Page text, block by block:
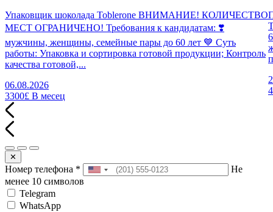
Упаковщик шоколада Toblerone ВНИМАНИЕ! КОЛИЧЕСТВО
МЕСТ ОГРАНИЧЕНО! Требования к кандидатам: ❣️
мужчины, женщины, семейные пары до 60 лет 💙 Суть
работы: Упаковка и сортировка готовой продукции; Контроль
качества готовой,...
06.08.2026
3300£ В месец
✕
Номер телефона *
Не
менее 10 символов
Telegram
WhatsApp